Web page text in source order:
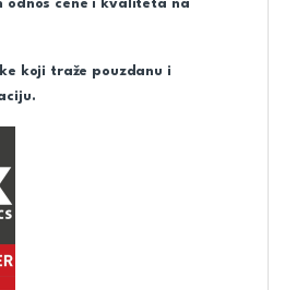
odnos cene i kvaliteta na
koji traže pouzdanu i